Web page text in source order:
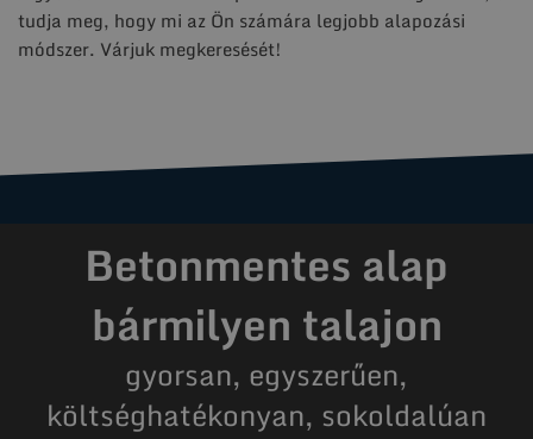
tudja meg, hogy mi az Ön számára legjobb alapozási
módszer. Várjuk megkeresését!
Betonmentes alap
bármilyen talajon
gyorsan, egyszerűen,
költséghatékonyan, sokoldalúan